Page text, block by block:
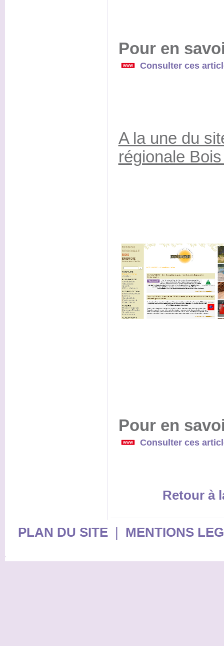
Pour en
Consulter ces
A la une du
régionale
Pour en
Consulter ces
Retour à
PLAN DU SITE| MENTIONS